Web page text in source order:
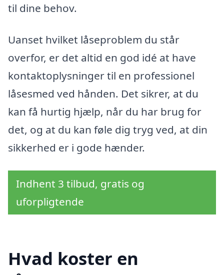
til dine behov.
Uanset hvilket låseproblem du står
overfor, er det altid en god idé at have
kontaktoplysninger til en professionel
låsesmed ved hånden. Det sikrer, at du
kan få hurtig hjælp, når du har brug for
det, og at du kan føle dig tryg ved, at din
sikkerhed er i gode hænder.
Indhent 3 tilbud, gratis og
uforpligtende
Hvad koster en